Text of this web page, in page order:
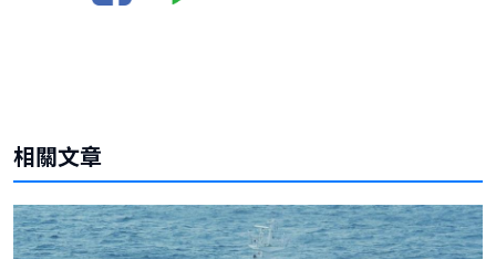
相關文章